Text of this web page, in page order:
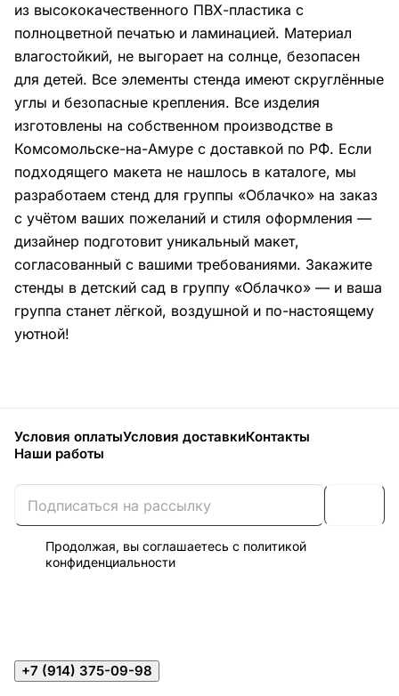
из высококачественного ПВХ-пластика с
полноцветной печатью и ламинацией. Материал
влагостойкий, не выгорает на солнце, безопасен
для детей. Все элементы стенда имеют скруглённые
углы и безопасные крепления. Все изделия
изготовлены на собственном производстве в
Комсомольске-на-Амуре с доставкой по РФ. Если
подходящего макета не нашлось в каталоге, мы
разработаем стенд для группы «Облачко» на заказ
с учётом ваших пожеланий и стиля оформления —
дизайнер подготовит уникальный макет,
согласованный с вашими требованиями. Закажите
стенды в детский сад в группу «Облачко» — и ваша
группа станет лёгкой, воздушной и по-настоящему
уютной!
Условия оплатыУсловия доставкиКонтакты
Наши работы
Продолжая, вы соглашаетесь с политикой
конфиденциальности
+7 (914) 375-09-98